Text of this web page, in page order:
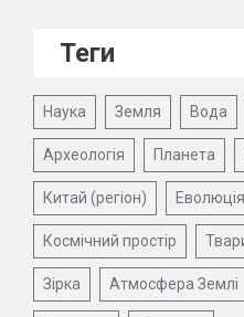
Теги
Наука Земля Вода
Археологія Планета
Китай (регіон) Еволюція
Космічний простір
Зірка Атмосфера Землі